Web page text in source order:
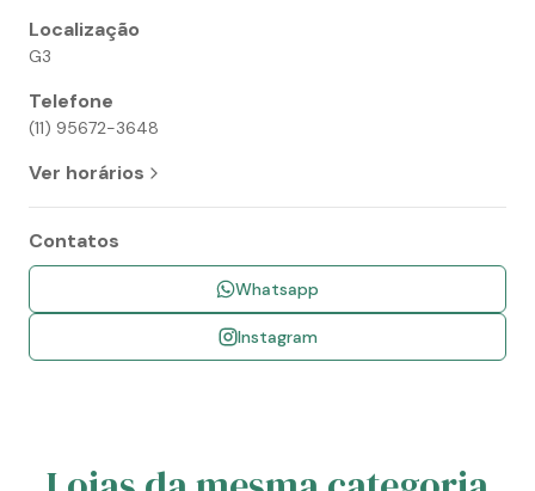
Localização
G3
Telefone
(11) 95672-3648
Ver horários
Contatos
Whatsapp
Instagram